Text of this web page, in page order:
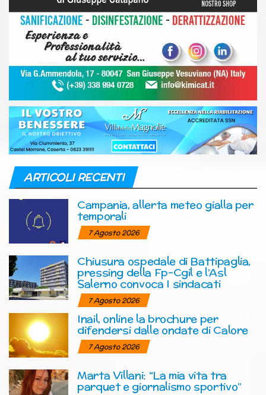
ARTICOLI RECENTI
Campania, allerta meteo gialla per
temporali
7 Agosto 2026
Chiusura ospedale di Battipaglia,
pressing della Fp-Cgil e l’Asl
Salerno convoca I sindacati
7 Agosto 2026
Inail, online la brochure per
difendersi dalle ondate di Calore
7 Agosto 2026
Marta Villani: “La mia vita tra
parquet e giornalismo sportivo”